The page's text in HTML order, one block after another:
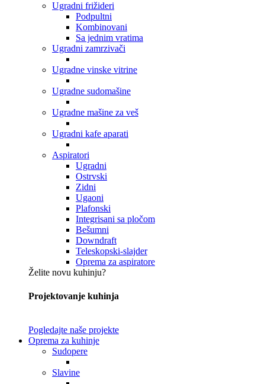
Ugradni frižideri
Podpultni
Kombinovani
Sa jednim vratima
Ugradni zamrzivači
Ugradne vinske vitrine
Ugradne sudomašine
Ugradne mašine za veš
Ugradni kafe aparati
Aspiratori
Ugradni
Ostrvski
Zidni
Ugaoni
Plafonski
Integrisani sa pločom
Bešumni
Downdraft
Teleskopski-slajder
Oprema za aspiratore
Želite novu kuhinju?
Projektovanje kuhinja
Pogledajte naše projekte
Oprema za kuhinje
Sudopere
Slavine